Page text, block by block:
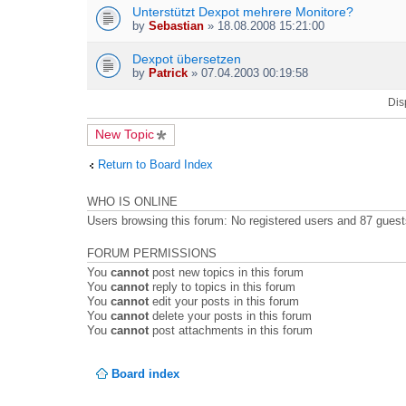
t
a
h
m
(
s
Unterstützt Dexpot mehrere Monitore?
by Sebastian » 18.08.2008 15:21:00
Dexpot übersetzen
by Patrick » 07.04.2003 00:19:58
New Topic
Return to Board Index
WHO IS ONLINE
Users browsing this forum: No registered users and 87
FORUM PERMISSIONS
You cannot post new topics in this forum
You cannot reply to topics in this forum
You cannot edit your posts in this forum
You cannot delete your posts in this forum
You cannot post attachments in this forum
Board index